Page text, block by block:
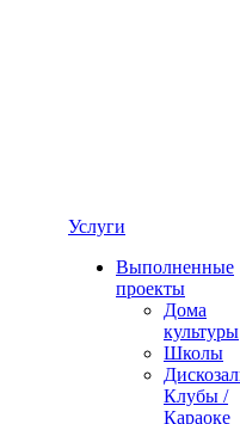
Услуги
Выполненные
проекты
Дома
культуры
Школы
Клубы /
Караоке